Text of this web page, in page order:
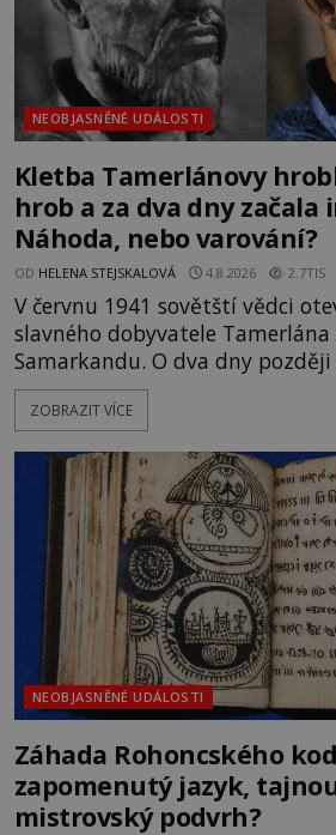
NEOBJASNĚNÉ UDÁLOSTI
Kletba Tamerlánovy
hrob a za dva dny začala
Náhoda, nebo varování?
OD HELENA STEJSKALOVÁ 4.8.2026 2.7TIS
V červnu 1941 sovětští vědci
slavného dobyvatele Tamerlána
Samarkandu. O dva dny
Německo zahajuje operaci
Sovětský svaz. Shoda dat je
na legendě něco pravdy, nebo
souhru okolností? Když antropolog Michail
Gerasimov (1907-1970) a
ZOBRAZIT VÍCE
NEOBJASNĚNÉ UDÁLOSTI
Záhada Rohoncského
zapomenutý jazyk,
mistrovský podvrh?